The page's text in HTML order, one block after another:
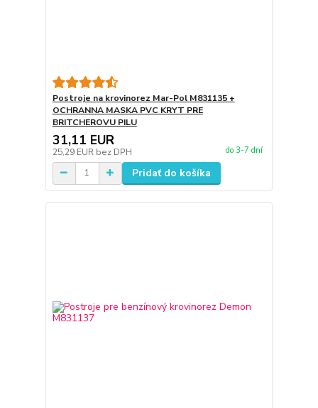
Postroje na krovinorez Mar-Pol M831135 +
OCHRANNA MASKA PVC KRYT PRE
BRITCHEROVU PILU
31,11 EUR
25,29 EUR bez DPH do 3-7 dní
Pridať do košíka